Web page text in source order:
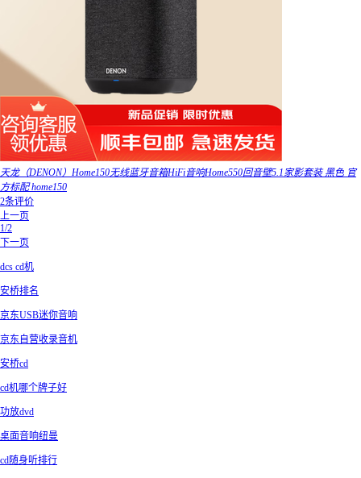
天龙（DENON）Home150无线蓝牙音箱HiFi音响Home550回音壁5.1家影套装 黑色 官
方标配 home150
2条评价
上一页
1/2
下一页
dcs cd机
安桥排名
京东USB迷你音响
京东自营收录音机
安桥cd
cd机哪个牌子好
功放dvd
桌面音响纽曼
cd随身听排行